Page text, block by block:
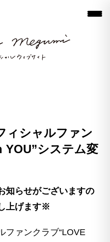
ィシャルファン
YOU”システム変
知らせがございますの
上げます※
ファンクラブ“LOVE